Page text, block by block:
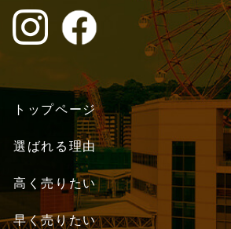
トップページ
選ばれる理由
高く売りたい
早く売りたい